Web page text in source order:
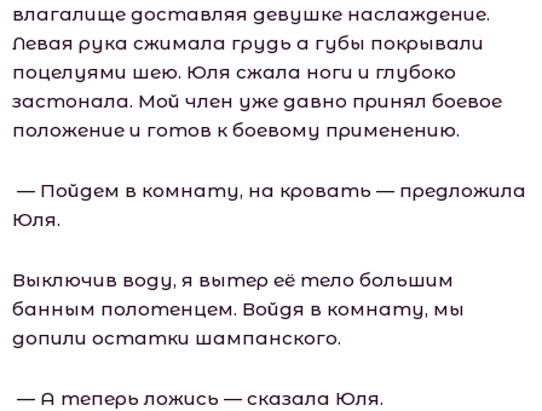
влагалище доставляя девушке наслаждение.
Левая рука сжимала грудь а губы покрывали
поцелуями шею. Юля сжала ноги и глубоко
застонала. Мой член уже давно принял боевое
положение и готов к боевому применению.
— Пойдем в комнату, на кровать — предложила
Юля.
Выключив воду, я вытер её тело большим
банным полотенцем. Войдя в комнату, мы
допили остатки шампанского.
— А теперь ложись — сказала Юля.